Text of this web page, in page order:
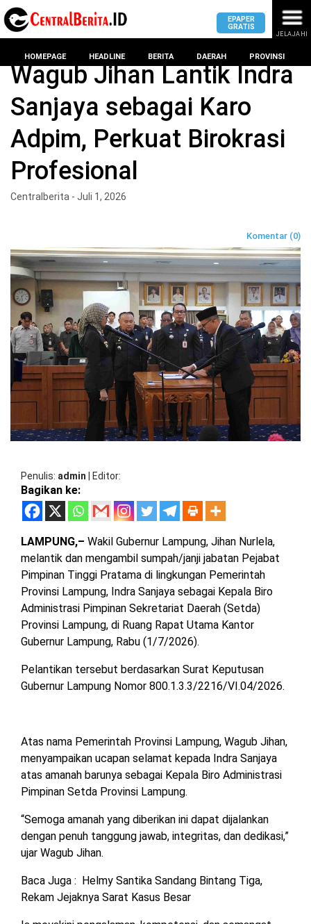
MASUK
KOTA
METRO
PESAWARAN
TANGGAMUS
PRINGSEWU
LAMPUNG
LAMPUNG
LAMPUNG
BARAT
LAMPUNG
TIMUR
LAMPUNG
UTARA
MESUJI
PESISIR
BARAT
TULANG
BAWANG
BARAT
WAYKANAN
DPRD
KOTA
BANDAR
LAMPUNG
DPRD
METRO
DPRD
PESAWARAN
TANGGAMUS
PRINGSEWU
DPRD
LAMSEL
DPRD
LAMTENG
DPRD
LAMBAR
LAMTIM
DPRD
MESUJI
PESISIR
BARAT
TULANG
BAWANG
PROVINSI
LAMPUNG
BANTEN
JAWAB
BARAT
DKI
JAKARTA
EPAPER
GRATIS
JELAJAHI
HOMEPAGE HEADLINE BERITA DAERAH PROVINSI
Wagub Jihan Lantik Indra
Sanjaya sebagai Karo
Adpim, Perkuat Birokrasi
Profesional
Centralberita - Juli 1, 2026
Komentar (0)
Penulis admin Editor
Bagikan ke:
LAMPUNG,– Wakil Gubernur Lampung, Jihan Nurlela,
melantik dan mengambil sumpah/janji jabatan Pejabat
Pimpinan Tinggi Pratama di lingkungan Pemerintah
Provinsi Lampung, Indra Sanjaya sebagai Kepala Biro
Administrasi Pimpinan Sekretariat Daerah (Setda)
Provinsi Lampung, di Ruang Rapat Utama Kantor
Gubernur Lampung, Rabu (1/7/2026).
Pelantikan tersebut berdasarkan Surat Keputusan
Gubernur Lampung Nomor 800.1.3.3/2216/VI.04/2026.
Atas nama Pemerintah Provinsi Lampung, Wagub Jihan,
menyampaikan ucapan selamat kepada Indra Sanjaya
atas amanah barunya sebagai Kepala Biro Administrasi
Pimpinan Setda Provinsi Lampung.
“Semoga amanah yang diberikan ini dapat dijalankan
dengan penuh tanggung jawab, integritas, dan dedikasi,”
ujar Wagub Jihan.
Baca Juga : Helmy Santika Sandang Bintang Tiga,
Rekam Jejaknya Sarat Kasus Besar